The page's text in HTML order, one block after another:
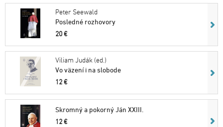
Peter Seewald
Posledné rozhovory
20 €
Viliam Judák (ed.)
Vo väzení i na slobode
12 €
Skromný a pokorný Ján XXIII.
12 €